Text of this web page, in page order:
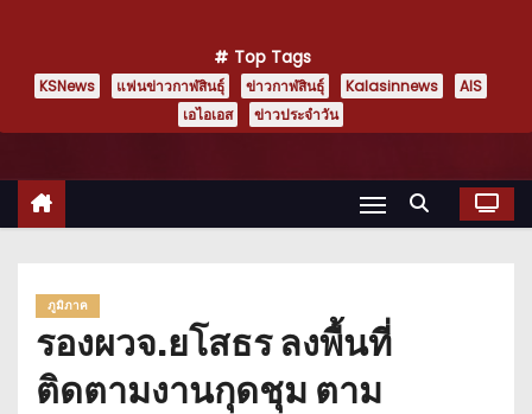
Top Tags
KSNews แฟนข่าวกาฬสินธุ์ ข่าวกาฬสินธุ์ Kalasinnews
AIS
เอไอเอส
ข่าวประจำวัน
ภูมิภาค
รองผวจ.ยโสธร ลงพื้นที่
ติดตามงานกุดชุม ตาม